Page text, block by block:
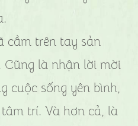
cầm trên tay sản
Cũng là nhận lời mời
cuộc sống yên bình,
trí. Và hơn cả, là